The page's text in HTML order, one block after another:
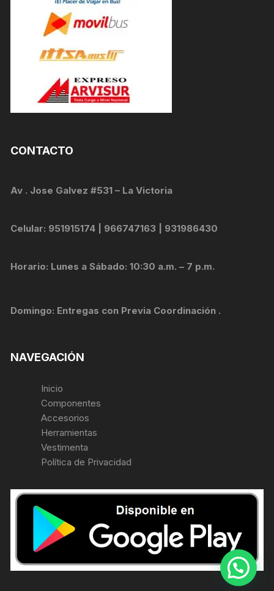
CONTACTO
Av . Jose Galvez #531 – La Victoria
Celular: 951915174 | 966747163 | 931986430
Horario: Lunes a Sábado: 10:30 a.m. – 7 p.m.
Domingo: Entregas con Previa Coordinación .
NAVEGACIÓN
Inicio
Componentes
Accesorios
Herramientas
Vestimenta
Política de Privacidad